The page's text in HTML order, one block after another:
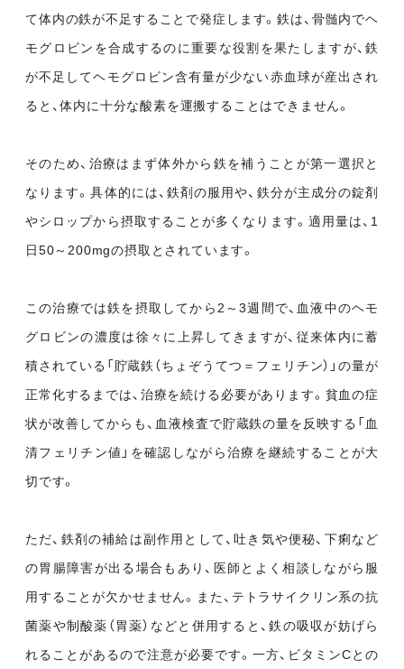
て体内の鉄が不足することで発症します。鉄は、骨髄内でヘ
モグロビンを合成するのに重要な役割を果たしますが、鉄
が不足してヘモグロビン含有量が少ない赤血球が産出され
ると、体内に十分な酸素を運搬することはできません。
そのため、治療はまず体外から鉄を補うことが第一選択と
なります。具体的には、鉄剤の服用や、鉄分が主成分の錠剤
やシロップから摂取することが多くなります。適用量は、1
日50～200mgの摂取とされています。
この治療では鉄を摂取してから2～3週間で、血液中のヘモ
グロビンの濃度は徐々に上昇してきますが、従来体内に蓄
積されている「貯蔵鉄（ちょぞうてつ＝フェリチン）」の量が
正常化するまでは、治療を続ける必要があります。貧血の症
状が改善してからも、血液検査で貯蔵鉄の量を反映する「血
清フェリチン値」を確認しながら治療を継続することが大
切です。
ただ、鉄剤の補給は副作用として、吐き気や便秘、下痢など
の胃腸障害が出る場合もあり、医師とよく相談しながら服
用することが欠かせません。また、テトラサイクリン系の抗
菌薬や制酸薬（胃薬）などと併用すると、鉄の吸収が妨げら
れることがあるので注意が必要です。一方、ビタミンCとの